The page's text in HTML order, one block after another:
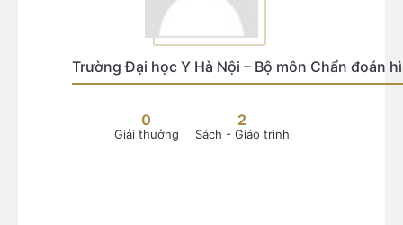
Trường Đại học Y Hà Nội – Bộ môn Chẩn đoán
0
Giải thưởng
2
Sách - Giáo trình